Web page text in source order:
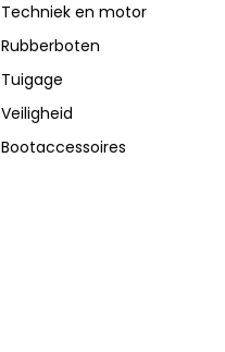
Techniek en motor
Rubberboten
Tuigage
Veiligheid
Bootaccessoires